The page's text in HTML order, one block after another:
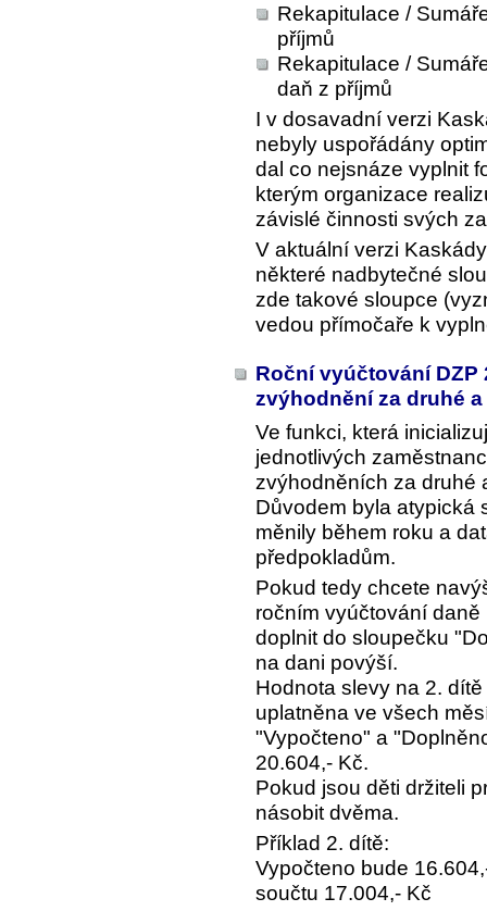
Rekapitulace /
příjmů
Rekapitulace /
daň z příjmů
I v dosavadní verzi
nebyly uspořádány
dal co nejsnáze vyplnit
kterým organizace
závislé činnosti svých
V aktuální verzi
některé nadbytečné
zde takové sloupce
vedou přímočaře k
Roční vyúčtování DZP
zvýhodnění za druhé
Ve funkci, která
jednotlivých
zvýhodněních za druhé
Důvodem byla atypická
měnily během roku a
předpokladům.
Pokud tedy chcete
ročním vyúčtování
doplnit do sloupečku
na dani povýší.
Hodnota slevy na 2.
uplatněna ve všech
"Vypočteno" a
20.604,- Kč.
Pokud jsou děti držiteli
násobit dvěma.
Příklad 2. dítě:
Vypočteno bude
součtu 17.004,- Kč